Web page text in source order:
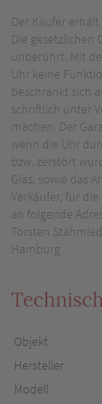
Objekt
Hersteller
Modell
Der Käufer
Die gesetzlichen
unberührt. Mit
Uhr keine
beschränkt sich
schriftlich unter
machen. Der
wenn die Uhr
bzw. zerstört
Glas, sowie das
Verkäufer, für
an folgende
Torsten
Hamburg